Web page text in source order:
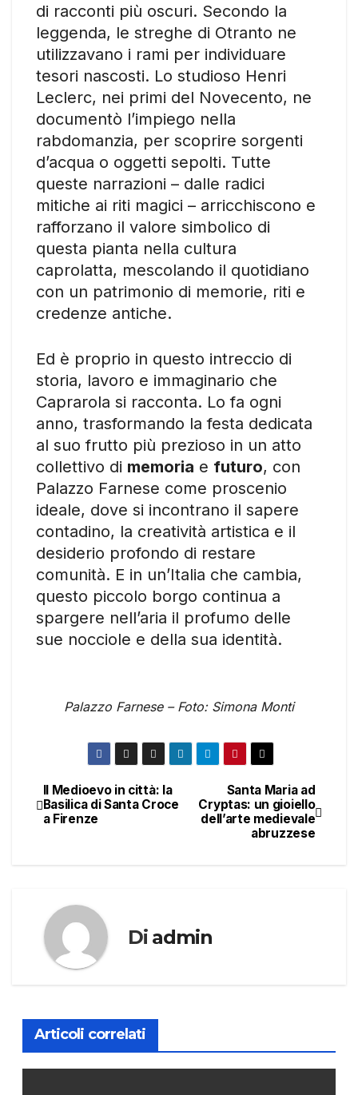
di racconti più oscuri. Secondo la
leggenda, le streghe di Otranto ne
utilizzavano i rami per individuare
tesori nascosti. Lo studioso Henri
Leclerc, nei primi del Novecento, ne
documentò l’impiego nella
rabdomanzia, per scoprire sorgenti
d’acqua o oggetti sepolti. Tutte
queste narrazioni – dalle radici
mitiche ai riti magici – arricchiscono e
rafforzano il valore simbolico di
questa pianta nella cultura
caprolatta, mescolando il quotidiano
con un patrimonio di memorie, riti e
credenze antiche.
Ed è proprio in questo intreccio di
storia, lavoro e immaginario che
Caprarola si racconta. Lo fa ogni
anno, trasformando la festa dedicata
al suo frutto più prezioso in un atto
collettivo di memoria e futuro, con
Palazzo Farnese come proscenio
ideale, dove si incontrano il sapere
contadino, la creatività artistica e il
desiderio profondo di restare
comunità. E in un’Italia che cambia,
questo piccolo borgo continua a
spargere nell’aria il profumo delle
sue nocciole e della sua identità.
Palazzo Farnese – Foto: Simona Monti
Navigazione
articoli
Santa Maria ad
Cryptas: un gioiello
dell’arte medievale
abruzzese
Il Medioevo in città: la
Basilica di Santa Croce
a Firenze
Di admin
Articoli correlati